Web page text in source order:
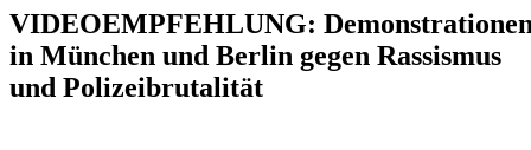
VIDEOEMPFEHLUNG:
in München und Berlin gegen Rassismus
und Polizeibrutalität